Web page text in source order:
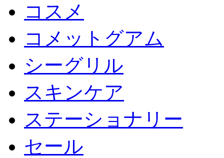
コスメ
コメットグアム
シーグリル
スキンケア
ステーショナリー
セール